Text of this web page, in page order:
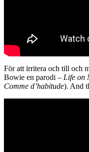
För att irritera och till och
Bowie en parodi – Life on
Comme d’habitude). And